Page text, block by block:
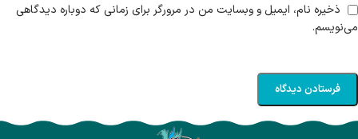
ذخیره نام، ایمیل و وبسایت من در مرورگر برای زمانی که دوباره دیدگاهی
می‌نویسم.